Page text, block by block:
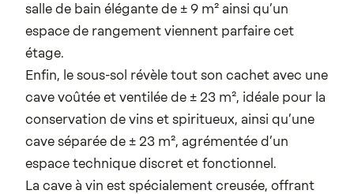
salle de bain élégante de ± 9 m² ainsi qu’un
espace de rangement viennent parfaire cet
étage.
Enfin, le sous-sol révèle tout son cachet avec une
cave voûtée et ventilée de ± 23 m², idéale pour la
conservation de vins et spiritueux, ainsi qu’une
cave séparée de ± 23 m², agrémentée d’un
espace technique discret et fonctionnel.
La cave à vin est spécialement creusée, offrant